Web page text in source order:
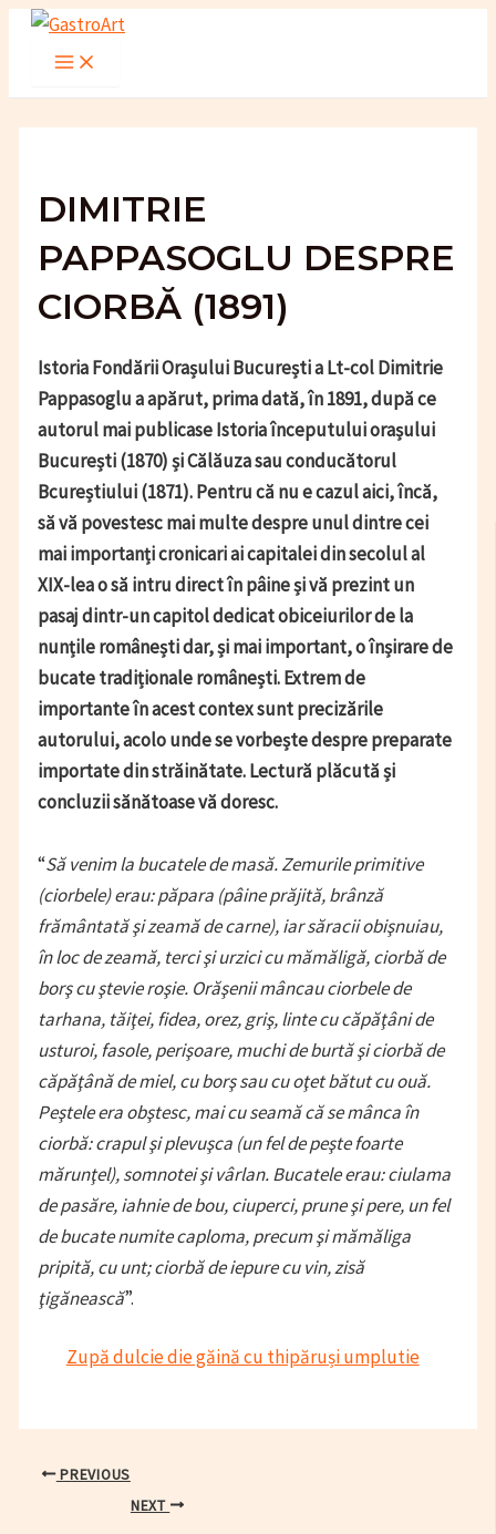
Skip
Main
DIMITRIE
PAPPASOGLU DESPRE
CIORBĂ (1891)
Istoria Fondării Orașului București a Lt-col Dimitrie
Pappasoglu a apărut, prima dată, în 1891, după ce
autorul mai publicase Istoria începutului orașului
București (1870) și Călăuza sau conducătorul
Bcureștiului (1871). Pentru că nu e cazul aici, încă,
să vă povestesc mai multe despre unul dintre cei
mai importanți cronicari ai capitalei din secolul al
XIX-lea o să intru direct în pâine și vă prezint un
pasaj dintr-un capitol dedicat obiceiurilor de la
nunțile românești dar, și mai important, o înșirare de
bucate tradiționale românești. Extrem de
importante în acest contex sunt precizările
autorului, acolo unde se vorbește despre preparate
importate din străinătate. Lectură plăcută și
concluzii sănătoase vă doresc.
“Să venim la bucatele de masă. Zemurile primitive
(ciorbele) erau: păpara (pâine prăjită, brânză
frământată şi zeamă de carne), iar săracii obişnuiau,
în loc de zeamă, terci şi urzici cu mămăligă, ciorbă de
borş cu ştevie roşie. Orăşenii mâncau ciorbele de
tarhana, tăiţei, fidea, orez, griş, linte cu căpăţâni de
usturoi, fasole, perişoare, muchi de burtă şi ciorbă de
căpăţână de miel, cu borş sau cu oţet bătut cu ouă.
Peştele era obştesc, mai cu seamă că se mânca în
ciorbă: crapul şi plevuşca (un fel de peşte foarte
mărunţel), somnotei şi vârlan. Bucatele erau: ciulama
de pasăre, iahnie de bou, ciuperci, prune şi pere, un fel
de bucate numite caploma, precum şi mămăliga
pripită, cu unt; ciorbă de iepure cu vin, zisă
ţigănească”.
Zupă dulcie die găină cu thipăruși umplutie
PostPREVIOUS
NEXT